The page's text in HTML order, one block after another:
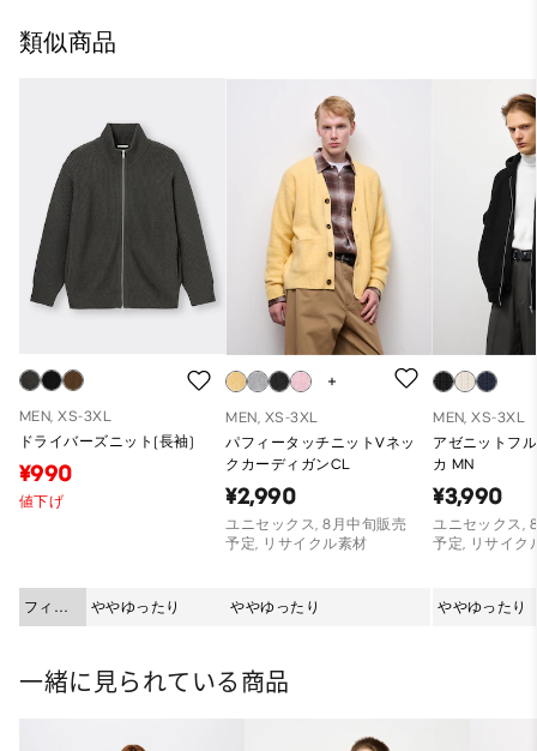
類似商品
MEN, XS-3XL
ドライバーズニット(長袖)
¥990
値下げ
フィッ
ト
ややゆったり
MEN, XS-3XL
パフィータッチニットVネッ
クカーディガンCL
¥2,990
ユニセックス, 8月中旬販売
予定, リサイクル素材
ややゆったり
MEN, XS-3XL
アゼニットフ
カ MN
¥3,990
ユニセックス,
予定, リサイク
ややゆったり
一緒に見られている商品